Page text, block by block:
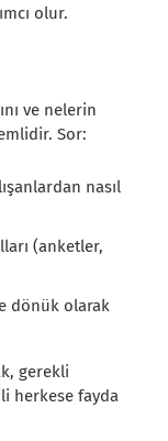
olur.
ve nelerin
Sor:
nasıl
(anketler,
dönük olarak
gerekli
herkese fayda